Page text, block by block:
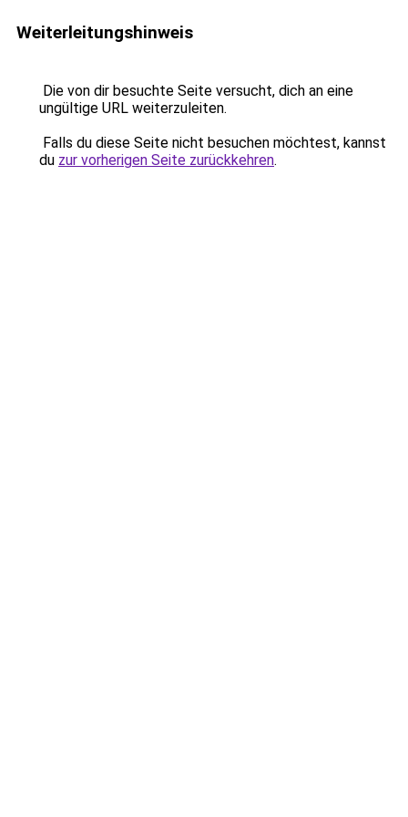
Weiterleitungshinweis
Die von dir besuchte Seite versucht, dich an eine
ungültige URL weiterzuleiten.
Falls du diese Seite nicht besuchen möchtest, kannst
du zur vorherigen Seite zurückkehren.